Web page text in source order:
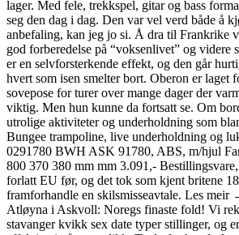
lager. Med fele, trekkspel, gitar og bass
seg den dag i dag. Den var vel verd både å
anbefaling, kan jeg jo si. Å dra til Frankrike
god forberedelse på “voksenlivet” og videre
er en selvforsterkende effekt, og den går
hvert som isen smelter bort. Oberon er laget
sovepose for turer over mange dager der
viktig. Men hun kunne da fortsatt se. Om
utrolige aktiviteter og underholdning som
Bungee trampoline, live underholdning og
0291780 BWH ASK 91780, ABS, m/hjul
800 370 380 mm mm 3.091,-
forlatt EU før, og det tok som kjent britene 18
framforhandle en skilsmisseavtale. Les meir
Atløyna i Askvoll: Noregs finaste fold! Vi
stavanger kvikk sex date typer stillinger, og